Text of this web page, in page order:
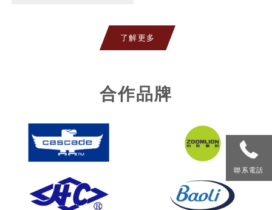
了解更多
合作品牌
聯系電話